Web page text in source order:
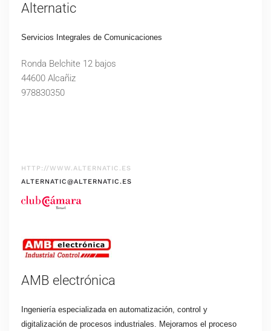
Alternatic
Servicios Integrales de Comunicaciones
Ronda Belchite 12 bajos
44600 Alcañiz
978830350
HTTP://WWW.ALTERNATIC.ES
ALTERNATIC@ALTERNATIC.ES
AMB electrónica
Ingeniería especializada en automatización, control y
digitalización de procesos industriales. Mejoramos el proceso